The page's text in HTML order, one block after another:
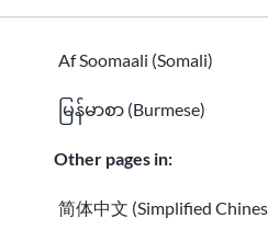
Af Soomaali (Somali)
မြန်မာစာ (Burmese)
Other pages in:
简体中文 (Simplified
kuwa unaweza
*) na una visa halali au